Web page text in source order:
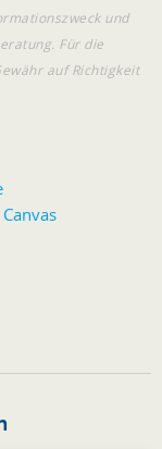
und
Für die
auf Richtigkeit